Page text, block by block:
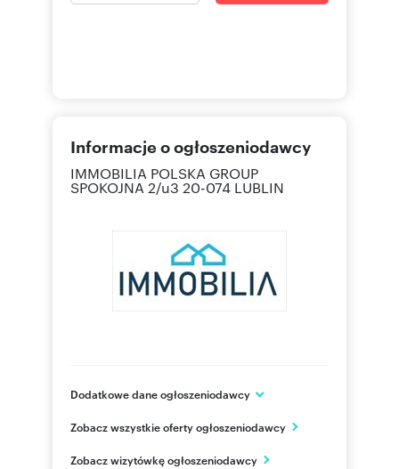
Informacje o ogłoszeniodawcy
IMMOBILIA POLSKA GROUP
SPOKOJNA 2/u3 20-074 LUBLIN
Dodatkowe dane ogłoszeniodawcy
ul. Spokojna 2/U3
lubelskie
Zobacz wszystkie oferty ogłoszeniodawcy
Zobacz wizytówkę ogłoszeniodawcy